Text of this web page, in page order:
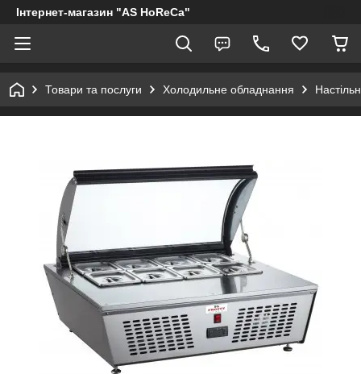
Інтернет-магазин "AS HoReCa"
Товари та послуги Холодильне обладнання